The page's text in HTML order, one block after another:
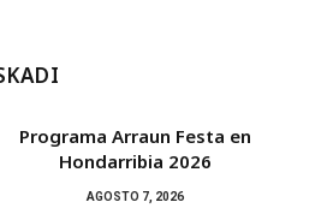
Programa Arraun Festa en
Hondarribia 2026
AGOSTO 7, 2026